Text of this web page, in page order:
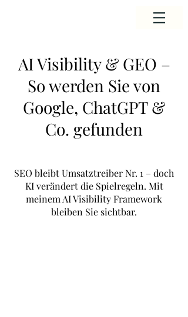
AI Visibility & GEO –
So werden Sie von
Google, ChatGPT &
Co. gefunden
SEO bleibt Umsatztreiber Nr. 1 – doch
KI verändert die Spielregeln. Mit
meinem AI Visibility Framework
bleiben Sie sichtbar.